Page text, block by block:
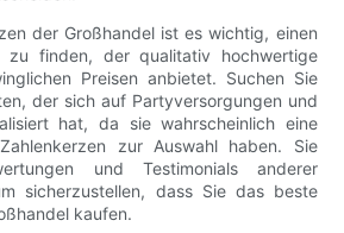
der Großhandel ist es wichtig, einen
zu finden, der qualitativ hochwertige
Preisen anbietet. Suchen Sie
der sich auf Partyversorgungen und
hat, da sie wahrscheinlich eine
zur Auswahl haben. Sie
und Testimonials anderer
sicherzustellen, dass Sie das beste
kaufen.